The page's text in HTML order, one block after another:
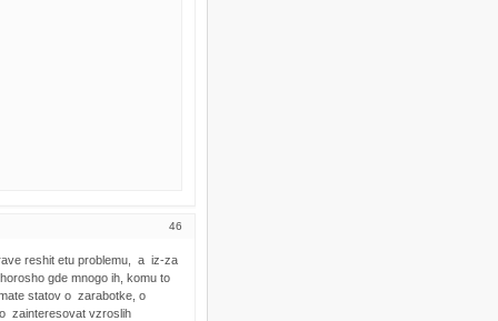
46
reshit etu problemu, a iz-za
gde mnogo ih, komu to
statov o zarabotke, o
zainteresovat vzroslih